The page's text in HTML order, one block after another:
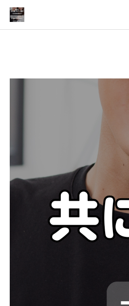
成婚までの流れ
よくあるご質問